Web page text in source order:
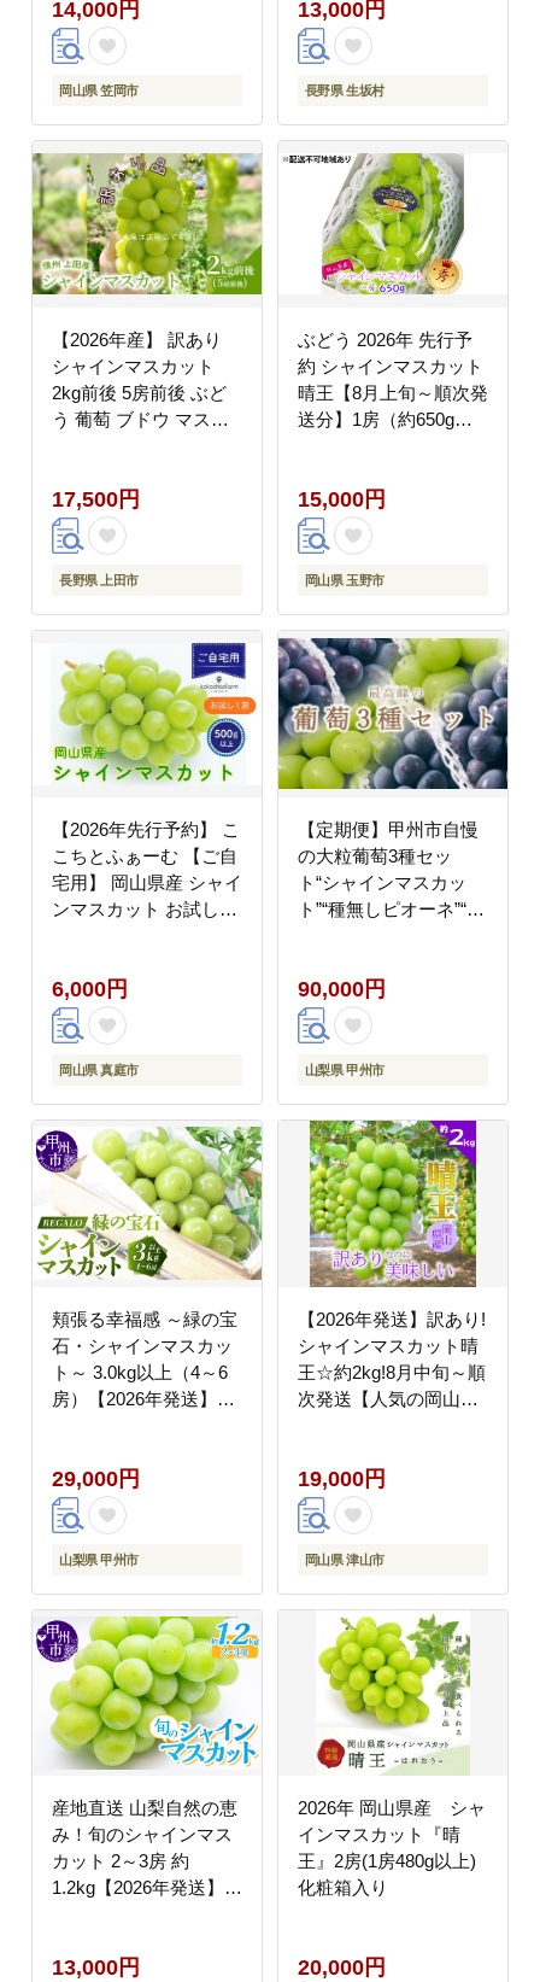
旬-10月下旬頃出荷予
定》糖度18度以上 甘い
種無し 獲れたて ぶどう
ブドウ 葡萄 マスカッ
14,000円
岡山県 笠岡市
13,000円
長野県 生坂村
【2026年産】 訳あり
シャインマスカット
2kg前後 5房前後 ぶど
う 葡萄 ブドウ マスカ
果物 旬のフルーツ 訳ア
リ 長野県 長野
17,500円
長野県 上田市
ぶどう 2026年 先行予
約 シャインマスカット
晴王【8月上旬～順次発
送分】1房（約650g）
物類 フルーツ 果物 葡
萄
15,000円
岡山県 玉野市
【2026年先行予約】 こ
こちとふぁーむ 【ご自
宅用】 岡山県産 シャイ
ンマスカット お試し1
6,000円
岡山県 真庭市
【定期便】甲州市自慢
の大粒葡萄3種セッ
ト“シャインマスカッ
ト”“種無しピオーネ”“種
（BNC）J1-101
90,000円
山梨県 甲州市
頬張る幸福感 ～緑の宝
石・シャインマスカッ
ト～ 3.0kg以上（4～6
房）【2026年発送】
29,000円
山梨県 甲州市
【2026年発送】訳あり!
シャインマスカット晴
王☆約2kg!8月中旬～順
次発送【人気の岡山産
19,000円
岡山県 津山市
産地直送 山梨自然の恵
み！旬のシャインマス
カット 2～3房 約
1.2kg【2026年発送】
13,000円
2026年 岡山県産 シャ
インマスカット『晴
王』2房(1房480g以上)
化粧箱入り
20,000円